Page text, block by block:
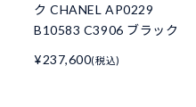
ク CHANEL AP0229
B10583 C3906 ブラック
¥237,600(税込)